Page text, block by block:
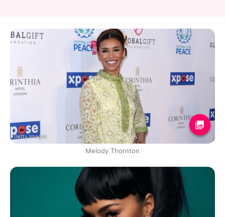
Getty Images
Melody Thornton